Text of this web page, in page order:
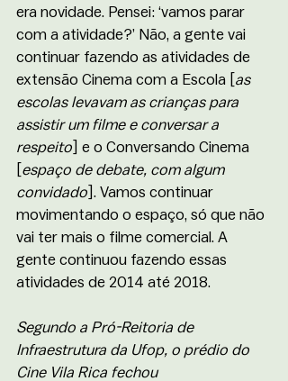
era novidade. Pensei: ‘vamos parar
com a atividade?’ Não, a gente vai
continuar fazendo as atividades de
extensão Cinema com a Escola [ as
escolas levavam as crianças para
assistir um filme e conversar a
respeito ] e o Conversando Cinema
espaço de debate, com algum
convidado ]. Vamos continuar
movimentando o espaço, só que não
vai ter mais o filme comercial. A
gente continuou fazendo essas
atividades de 2014 até 2018.
Segundo a Pró-Reitoria de
Infraestrutura da Ufop, o prédio do
Cine Vila Rica fechou